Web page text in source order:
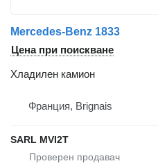
Mercedes-Benz 1833
Цена при поискване
Хладилен камион
Франция, Brignais
SARL MVI2T